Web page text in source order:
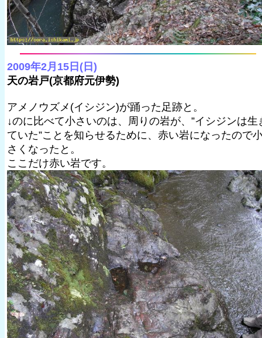
2009年2月15日(日)
天の岩戸(京都府元伊勢)
アメノウズメ(イシジン)が踊った足跡と。
↓のに比べて小さいのは、周りの岩が、”イシジンは生
ていた”ことを知らせるために、赤い岩になったので
さくなったと。
ここだけ赤い岩です。